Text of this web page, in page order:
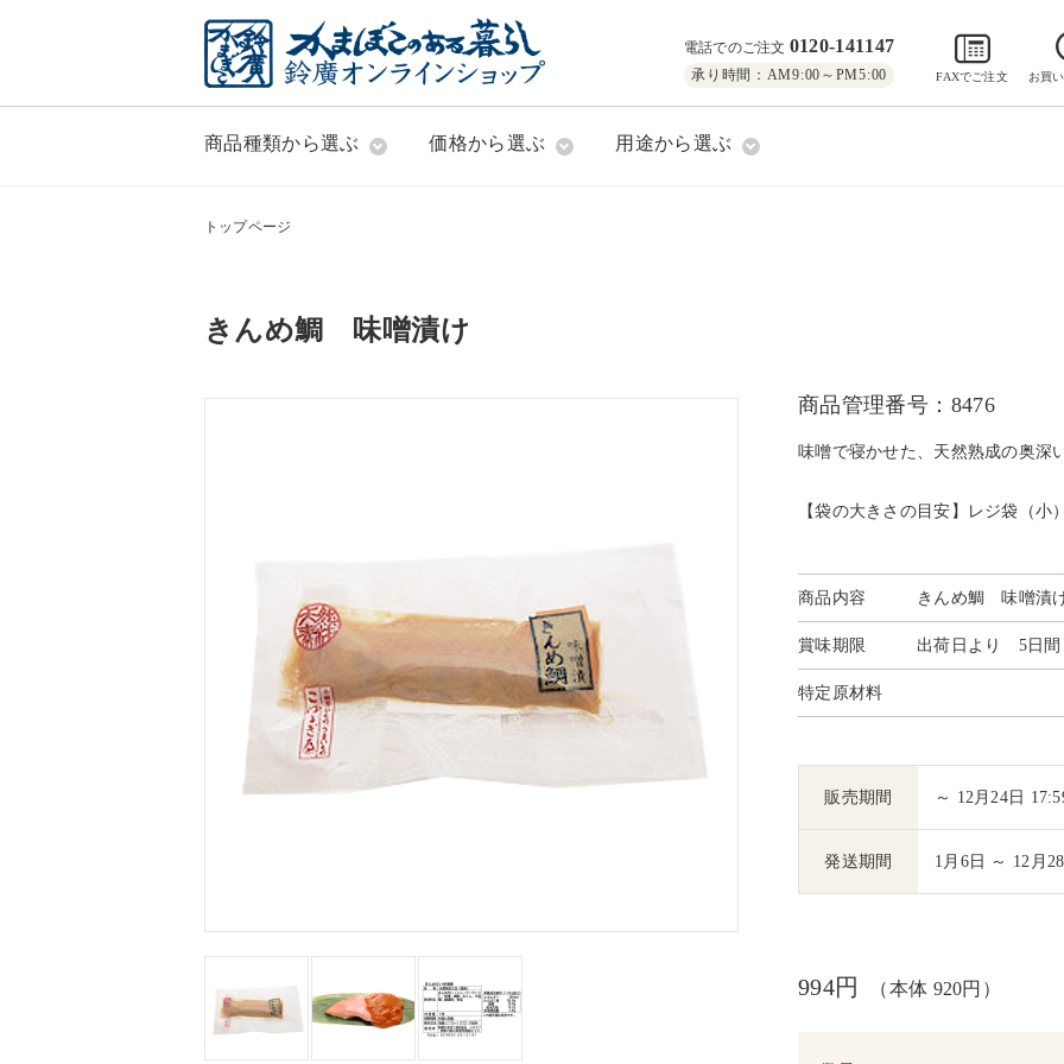
電話でのご注文 0120-141147
承り時間：AM9:00～PM5:00 FAXでご注文 お買
商品種類から選ぶ 価格から選ぶ 用途から選ぶ
トップページ
きんめ鯛 味噌漬け
商品管理番号：8476
味噌で寝かせた、天然熟成の奥深
【袋の大きさの目安】レジ袋（小）
商品内容 きんめ鯛 味噌漬
賞味期限 出荷日より 5日間
特定原材料
販売期間 ～ 12月24日
発送期間 1月6日 ～ 12月
994円 （本体 920円）